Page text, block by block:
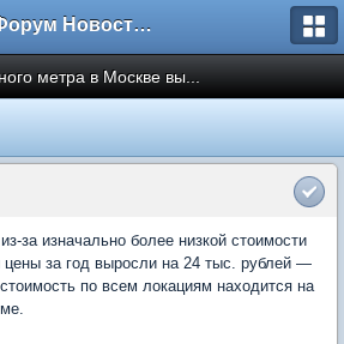
Форум Новостройки
метра в Москве вы...
за изначально более низкой стоимости
за год выросли на 24 тыс. рублей —
по всем локациям находится на